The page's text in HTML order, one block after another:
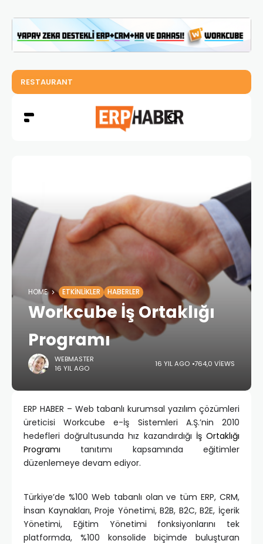
Logo’da Açık İletişim ve Bilgi Paylaşımına Değer Verilir
HOME ETKINLIKLER HABERLER
Workcube İş Ortaklığı
Programı
WEBMASTER
16 YIL AGO
16 YIL AGO 764,0 VIEWS
ERP HABER – Web tabanlı kurumsal yazılım çözümleri
üreticisi Workcube e-İş Sistemleri A.Ş.’nin 2010
hedefleri doğrultusunda hız kazandırdığı İş Ortaklığı
Programı tanıtımı kapsamında eğitimler
düzenlemeye devam ediyor.
Türkiye’de %100 Web tabanlı olan ve tüm ERP, CRM,
İnsan Kaynakları, Proje Yönetimi, B2B, B2C, B2E, İçerik
Yönetimi, Eğitim Yönetimi fonksiyonlarını tek
platformda, %100 konsolide biçimde buluşturan